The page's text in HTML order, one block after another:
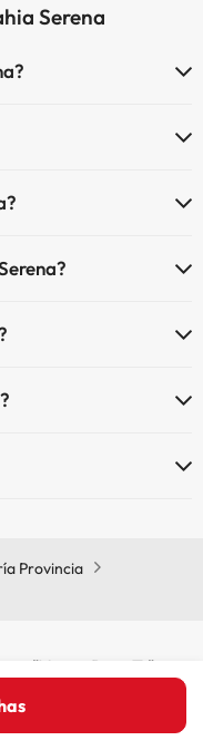
Serena
Provincia
"Viajes Para Ti"